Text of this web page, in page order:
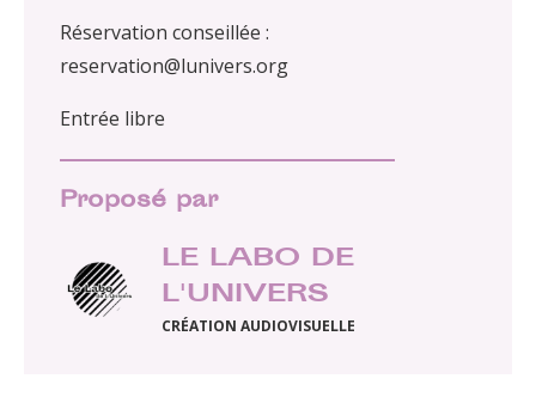
Réservation conseillée :
reservation@lunivers.org
Entrée libre
Proposé par
LE LABO DE
L'UNIVERS
CRÉATION AUDIOVISUELLE